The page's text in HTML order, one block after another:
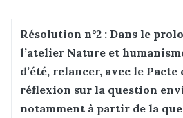
Résolution n°2 : Dans le
l’atelier Nature et
d’été, relancer, avec le
réflexion sur la question
notamment à partir de la